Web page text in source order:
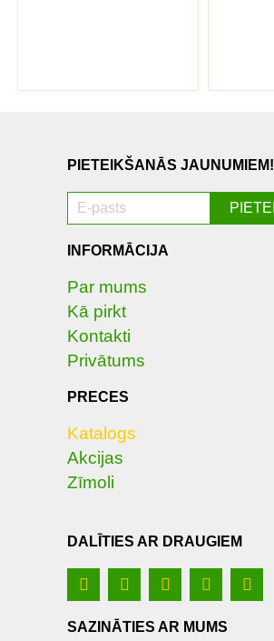
PIETEIKŠANĀS JAUNUMIEM!
INFORMĀCIJA
Par mums
Kā pirkt
Kontakti
Privātums
PRECES
Katalogs
Akcijas
Zīmoli
DALĪTIES AR DRAUGIEM
SAZINĀTIES AR MUMS